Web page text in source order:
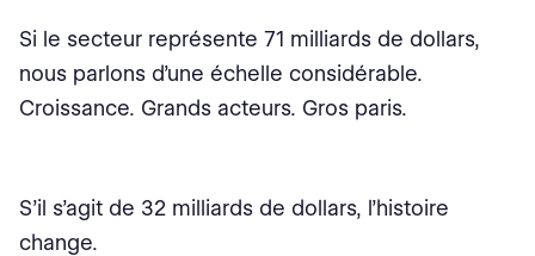
Si le secteur représente 71 milliards de dollars,
nous parlons d’une échelle considérable.
Croissance. Grands acteurs. Gros paris.
S’il s’agit de 32 milliards de dollars, l’histoire
change.